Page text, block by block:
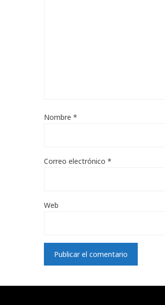
Nombre *
Correo electrónico *
Web